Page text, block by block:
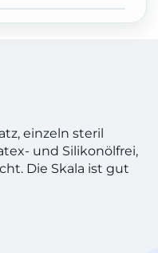
einzeln steril
und Silikonölfrei,
Die Skala ist gut